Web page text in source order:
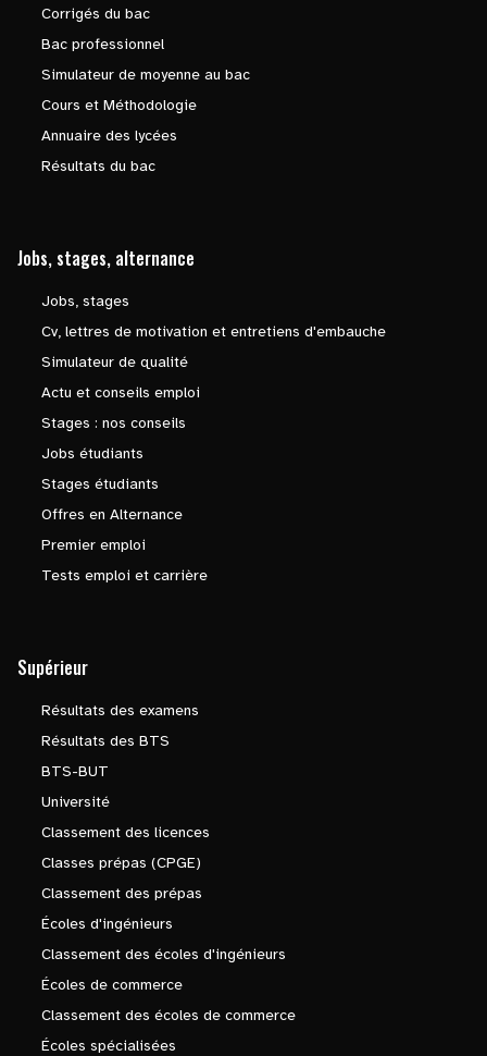
Corrigés du bac
Bac professionnel
Simulateur de moyenne au bac
Cours et Méthodologie
Annuaire des lycées
Résultats du bac
Jobs, stages, alternance
Jobs, stages
Cv, lettres de motivation et entretiens d'embauche
Simulateur de qualité
Actu et conseils emploi
Stages : nos conseils
Jobs étudiants
Stages étudiants
Offres en Alternance
Premier emploi
Tests emploi et carrière
Supérieur
Résultats des examens
Résultats des BTS
BTS-BUT
Université
Classement des licences
Classes prépas (CPGE)
Classement des prépas
Écoles d'ingénieurs
Classement des écoles d'ingénieurs
Écoles de commerce
Classement des écoles de commerce
Écoles spécialisées